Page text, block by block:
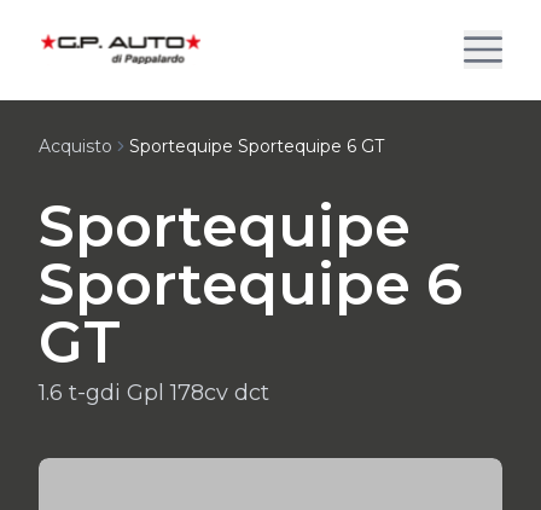
Acquisto Sportequipe Sportequipe 6 GT
Sportequipe
Sportequipe 6
GT
1.6 t-gdi Gpl 178cv dct